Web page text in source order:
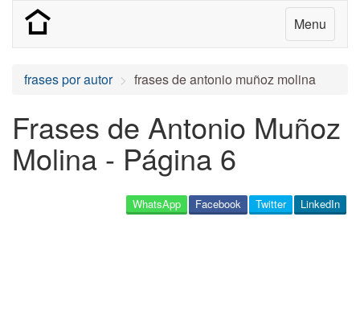
Menu
frases por autor frases de antonio muñoz molina
Frases de Antonio Muñoz
Molina - Página 6
LinkedIn
Twitter
Facebook
WhatsApp